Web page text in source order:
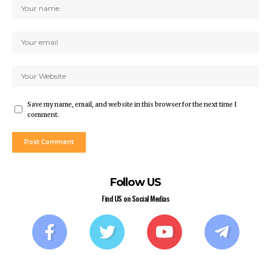
Save my name, email, and website in this browser for the next time I
comment.
Follow US
Find US on Social Medias